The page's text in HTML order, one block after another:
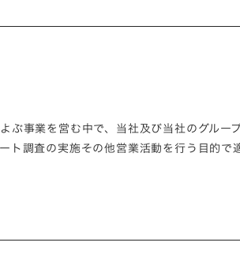
ぶ事業を営む中で、当社及び当社のグルー
ト調査の実施その他営業活動を行う目的で